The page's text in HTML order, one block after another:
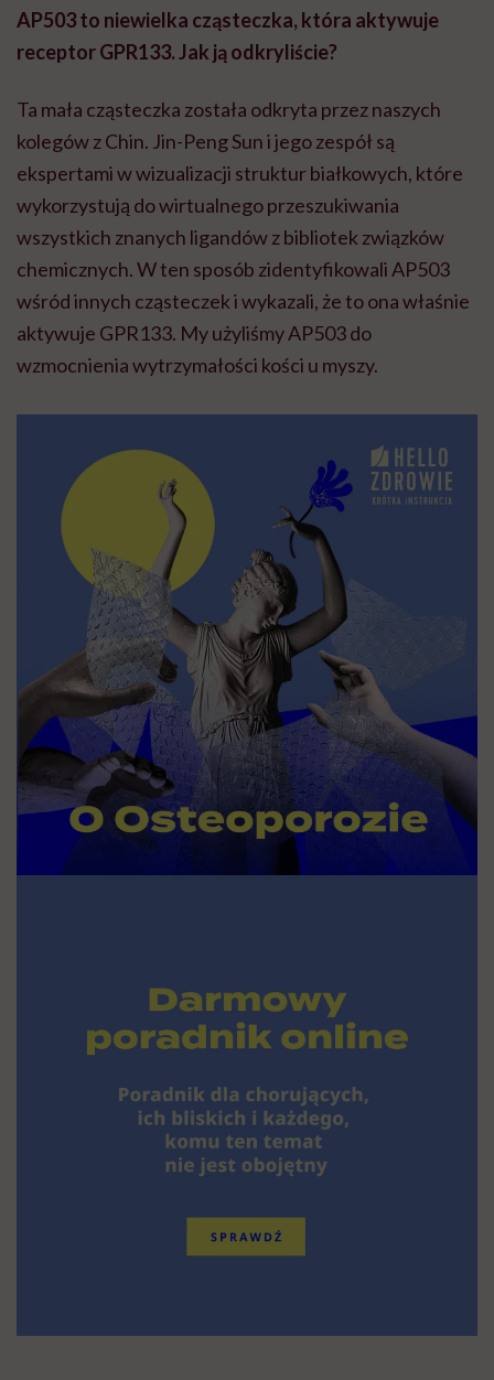
AP503 to niewielka cząsteczka, która aktywuje
receptor GPR133. Jak ją odkryliście?
Ta mała cząsteczka została odkryta przez naszych
kolegów z Chin. Jin-Peng Sun i jego zespół są
ekspertami w wizualizacji struktur białkowych, które
wykorzystują do wirtualnego przeszukiwania
wszystkich znanych ligandów z bibliotek związków
chemicznych. W ten sposób zidentyfikowali AP503
wśród innych cząsteczek i wykazali, że to ona właśnie
aktywuje GPR133. My użyliśmy AP503 do
wzmocnienia wytrzymałości kości u myszy.